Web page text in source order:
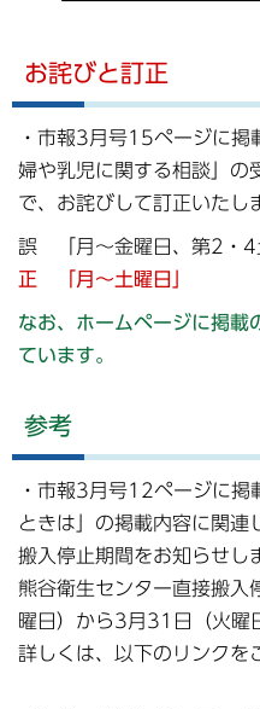
お詫びと訂正
・市報3月号15ページに掲
婦や乳児に関する相談」の
で、お詫びして訂正いたし
誤 「月～金曜日、第2・4
正 「月～土曜日」
なお、ホームページに掲載
ています。
参考
・市報3月号12ページに掲
ときは」の掲載内容に関連
搬入停止期間をお知らせし
熊谷衛生センター直接搬入
曜日）から3月31日（火曜
詳しくは、以下のリンクを